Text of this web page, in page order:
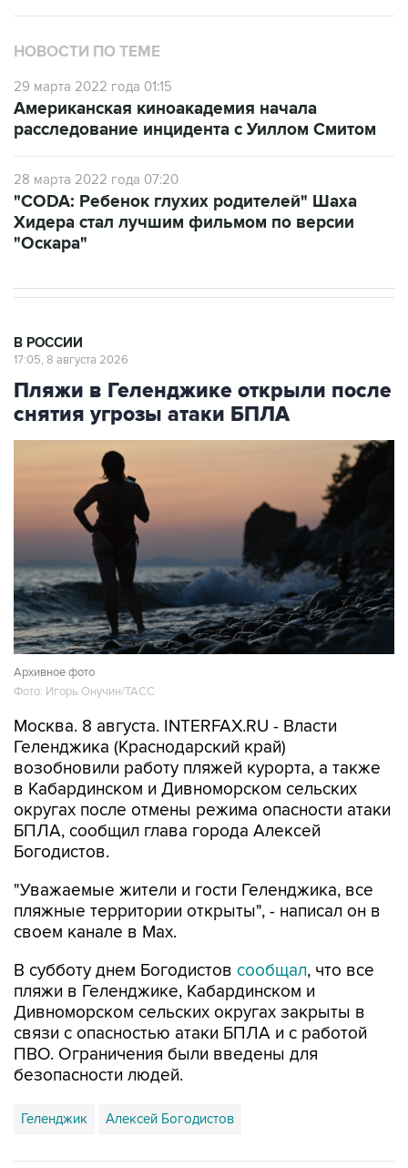
НОВОСТИ ПО ТЕМЕ
29 марта 2022 года 01:15
Американская киноакадемия начала
расследование инцидента с Уиллом Смитом
28 марта 2022 года 07:20
"CODA: Ребенок глухих родителей" Шаха
Хидера стал лучшим фильмом по версии
"Оскара"
В РОССИИ
17:05, 8 августа 2026
Пляжи в Геленджике открыли после
снятия угрозы атаки БПЛА
Архивное фото
Фото: Игорь Онучин/ТАСС
Москва. 8 августа. INTERFAX.RU - Власти
Геленджика (Краснодарский край)
возобновили работу пляжей курорта, а также
в Кабардинском и Дивноморском сельских
округах после отмены режима опасности атаки
БПЛА, сообщил глава города Алексей
Богодистов.
"Уважаемые жители и гости Геленджика, все
пляжные территории открыты", - написал он в
своем канале в Max.
В субботу днем Богодистов сообщал, что все
пляжи в Геленджике, Кабардинском и
Дивноморском сельских округах закрыты в
связи с опасностью атаки БПЛА и с работой
ПВО. Ограничения были введены для
безопасности людей.
Геленджик Алексей Богодистов